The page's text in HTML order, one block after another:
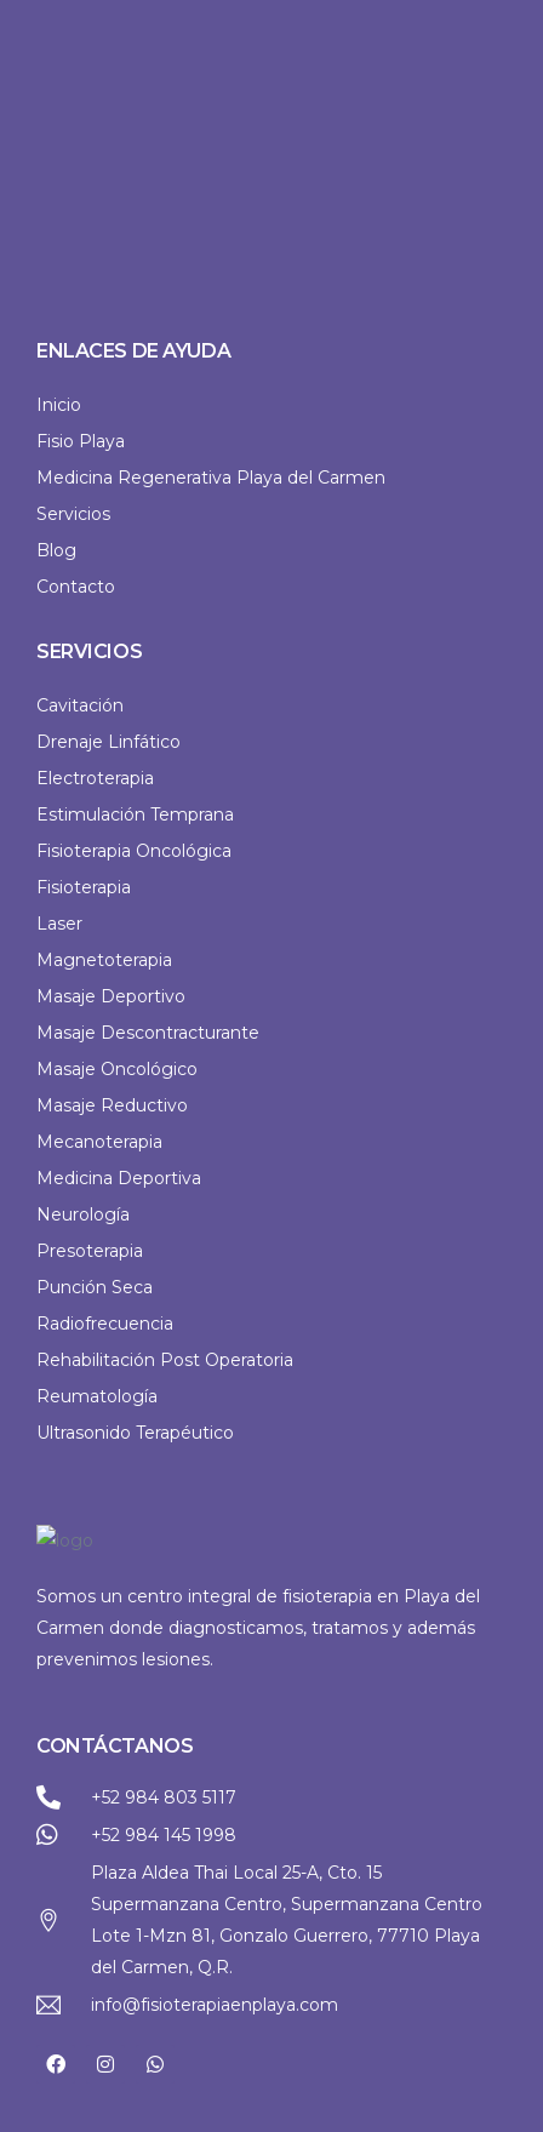
ENLACES DE AYUDA
Inicio
Fisio Playa
Medicina Regenerativa Playa del Carmen
Servicios
Blog
Contacto
SERVICIOS
Cavitación
Drenaje Linfático
Electroterapia
Estimulación Temprana
Fisioterapia Oncológica
Fisioterapia
Laser
Magnetoterapia
Masaje Deportivo
Masaje Descontracturante
Masaje Oncológico
Masaje Reductivo
Mecanoterapia
Medicina Deportiva
Neurología
Presoterapia
Punción Seca
Radiofrecuencia
Rehabilitación Post Operatoria
Reumatología
Ultrasonido Terapéutico
Somos un centro integral de fisioterapia en Playa del
Carmen donde diagnosticamos, tratamos y además
prevenimos lesiones.
CONTÁCTANOS
+52 984 803 5117
+52 984 145 1998
Plaza Aldea Thai Local 25-A, Cto. 15
Supermanzana Centro, Supermanzana Centro
Lote 1-Mzn 81, Gonzalo Guerrero, 77710 Playa
del Carmen, Q.R.
info@fisioterapiaenplaya.com